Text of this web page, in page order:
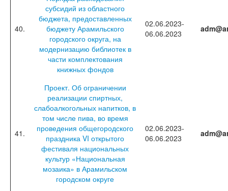
40.
субсидий из областного
бюджета, предоставленных
бюджету Арамильского
городского округа, на
модернизацию библиотек в
части комплектования
книжных фондов
02.06.2023-
06.06.2023
41.
Проект. Об ограничении
реализации спиртных,
слабоалкогольных напитков, в
том числе пива, во время
проведения общегородского
праздника VI открытого
фестиваля национальных
культур «Национальная
мозаика» в Арамильском
городском округе
02.06.2023-
06.06.2023